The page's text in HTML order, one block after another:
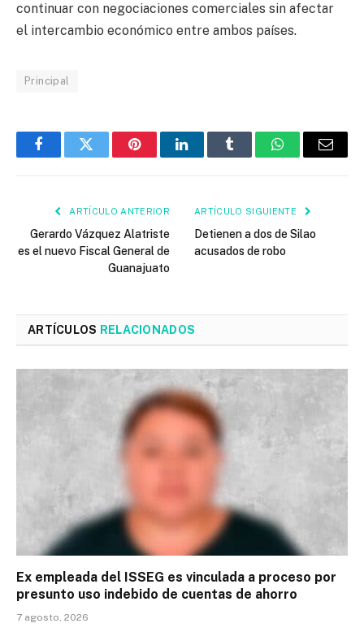
continuar con negociaciones comerciales sin afectar
el intercambio económico entre ambos países.
Principal
FacebookTwitter PinterestLinkedInTumblr WhatsAppEmail
ARTÍCULO ANTERIOR
Gerardo Vázquez Alatriste
es el nuevo Fiscal General de
Guanajuato
ARTÍCULO SIGUIENTE
Detienen a dos de Silao
acusados de robo
ARTÍCULOS RELACIONADOS
Ex empleada del ISSEG es vinculada a proceso por
presunto uso indebido de cuentas de ahorro
7 agosto, 2026